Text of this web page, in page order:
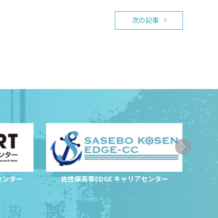
次の記事
ター 佐世保高専EDGE キャリアセンター